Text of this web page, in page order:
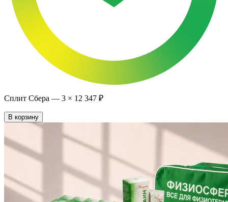
Сплит Сбера — 3 × 12 347 ₽
В корзину